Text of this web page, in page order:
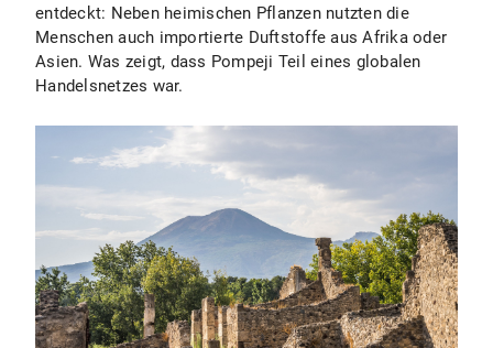
entdeckt: Neben heimischen Pflanzen nutzten die
Menschen auch importierte Duftstoffe aus Afrika oder
Asien. Was zeigt, dass Pompeji Teil eines globalen
Handelsnetzes war.